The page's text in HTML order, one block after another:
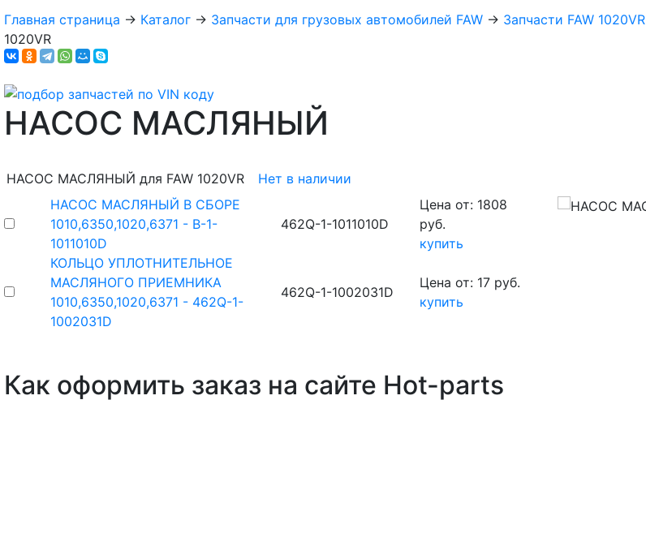
Главная страница → Каталог → Запчасти для грузовых автомобилей FAW → Запчасти FAW 1020VR
1020VR
НАСОС МАСЛЯНЫЙ
НАСОС МАСЛЯНЫЙ для FAW 1020VR
Нет в наличии
НАСОС МАСЛЯНЫЙ В СБОРЕ
1010,6350,1020,6371 - B-1-
1011010D
462Q-1-1011010D
Цена от: 1808
руб.
купить
КОЛЬЦО УПЛОТНИТЕЛЬНОЕ
МАСЛЯНОГО ПРИЕМНИКА
1010,6350,1020,6371 - 462Q-1-
1002031D
462Q-1-1002031D
Цена от: 17 руб.
купить
Как оформить заказ на сайте Hot-parts